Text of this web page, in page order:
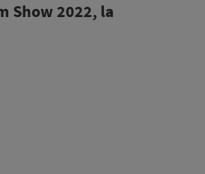
Show 2022, la